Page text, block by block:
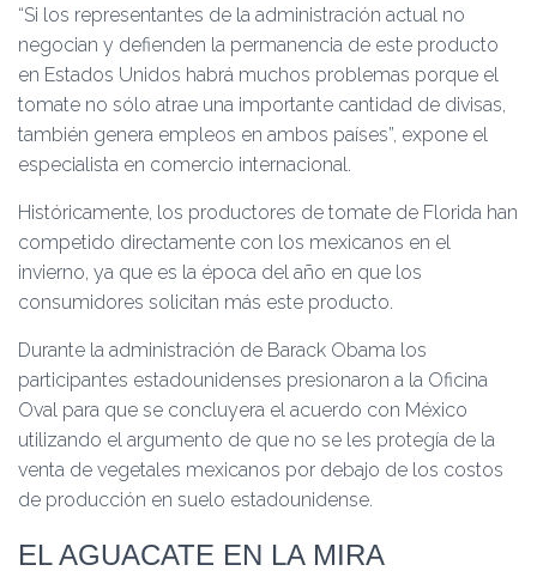
“Si los representantes de la administración actual no
negocian y defienden la permanencia de este producto
en Estados Unidos habrá muchos problemas porque el
tomate no sólo atrae una importante cantidad de divisas,
también genera empleos en ambos países”, expone el
especialista en comercio internacional.
Históricamente, los productores de tomate de Florida han
competido directamente con los mexicanos en el
invierno, ya que es la época del año en que los
consumidores solicitan más este producto.
Durante la administración de Barack Obama los
participantes estadounidenses presionaron a la Oficina
Oval para que se concluyera el acuerdo con México
utilizando el argumento de que no se les protegía de la
venta de vegetales mexicanos por debajo de los costos
de producción en suelo estadounidense.
EL AGUACATE EN LA MIRA